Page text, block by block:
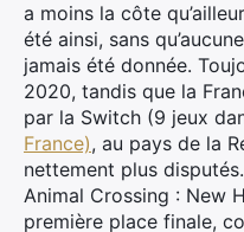
a moins la côte
été ainsi, sans
jamais été donnée.
2020, tandis que la
par la Switch (9 jeux
France), au pays de la
nettement plus
Animal Crossing : New
première place finale,